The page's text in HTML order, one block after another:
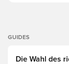
GUIDES
Die Wahl des